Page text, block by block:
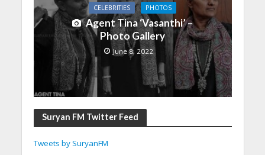
CELEBRITIES PHOTOS
Agent Tina ‘Vasanthi’ –
Photo Gallery
June 8, 2022
Suryan FM Twitter Feed
Tweets by SuryanFM